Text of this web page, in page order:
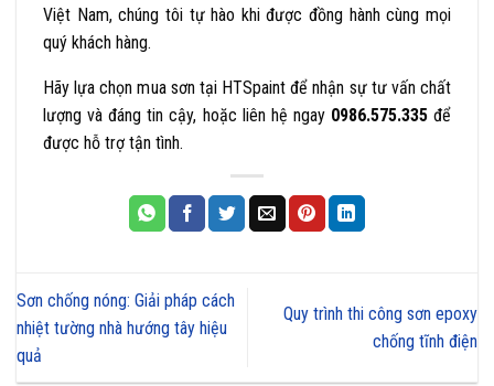
Việt Nam, chúng tôi tự hào khi được đồng hành cùng mọi
quý khách hàng.
Hãy lựa chọn mua sơn tại HTSpaint để nhận sự tư vấn chất
lượng và đáng tin cậy, hoặc liên hệ ngay 0986.575.335để
được hỗ trợ tận tình.
Sơn chống nóng: Giải pháp cách
nhiệt tường nhà hướng tây hiệu
quả
Quy trình thi công sơn epoxy
chống tĩnh điện